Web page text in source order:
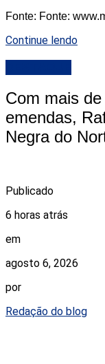
Fonte: Fonte:
Continue lendo
Com mais
emendas,
Negra do
Publicado
6 horas atrás
em
agosto 6, 2026
por
Redação do blog